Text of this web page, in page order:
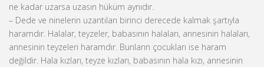
ne kadar uzarsa uzasın hüküm aynıdır.
– Dede ve ninelerin uzantıları birinci derecede kalmak şartıyla
haramdır. Halalar, teyzeler, babasının halaları, annesinin halaları,
annesinin teyzeleri haramdır. Bunların çocukları ise haram
değildir. Hala kızları, teyze kızları, babasının hala kızı, annesinin